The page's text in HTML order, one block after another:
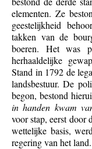
elementen. Ze
geestelijkheid
takken van de
boeren. Het was
herhaaldelijke
Stand in 1792 de
landsbestuur. De
begon, bestond
in handen kwam
voor stap, eerst door
wettelijke basis,
regering van het land.